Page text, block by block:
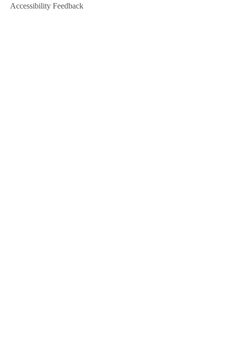
Accessibility Feedback